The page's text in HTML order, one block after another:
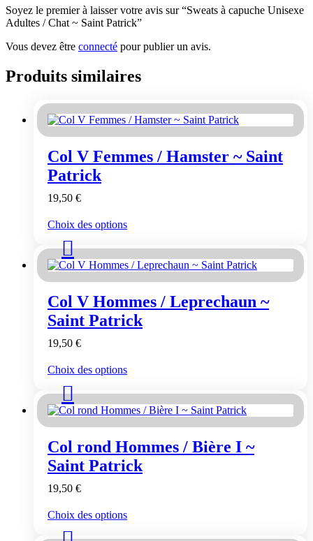
Soyez le premier à laisser votre avis sur “Sweats à capuche Unisexe
Adultes / Chat ~ Saint Patrick”
Vous devez être connecté pour publier un avis.
Produits similaires
Col V Femmes / Hamster ~ Saint
Patrick
19,50 €
Choix des optionsCe
a
plusieurs
variations.
options
peuvent
être
page
Col V Hommes / Leprechaun ~
Saint Patrick
19,50 €
Choix des optionsCe
a
plusieurs
variations.
options
peuvent
être
page
Col rond Hommes / Bière I ~
Saint Patrick
19,50 €
Choix des optionsCe